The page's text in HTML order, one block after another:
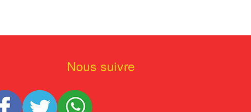
Nous suivre